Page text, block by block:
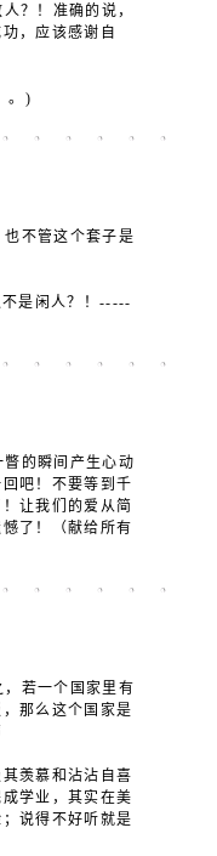
？！准确的说，
，应该感谢自
。)
不管这个套子是
不是闲人？！-----
的瞬间产生心动
吧！不要等到千
让我们的爱从简
了！（献给所有
若一个国家里有
那么这个国家是
羡慕和沾沾自喜
学业，其实在美
说得不好听就是